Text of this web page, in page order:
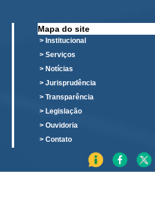
Mapa do site
> Institucional
> Serviços
> Notícias
> Jurisprudência
> Transparência
> Legislação
> Ouvidoria
> Contato